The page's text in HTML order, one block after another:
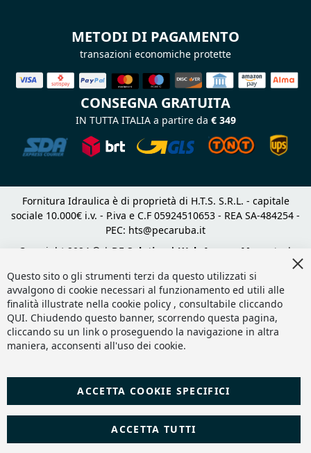
METODI DI PAGAMENTO
transazioni economiche protette
CONSEGNA GRATUITA
IN TUTTA ITALIA a partire da € 349
Fornitura Idraulica è di proprietà di H.T.S. S.R.L. - capitale
sociale 10.000€ i.v. - P.iva e C.F 05924510653 - REA SA-484254 -
PEC: hts@pecaruba.it
Copyright 2024 © | DF Solution | Web Agency Magento
|
Questo sito o gli strumenti terzi da questo utilizzati si
avvalgono di cookie necessari al funzionamento ed utili alle
finalità illustrate nella cookie policy , consultabile cliccando
QUI. Chiudendo questo banner, scorrendo questa pagina,
cliccando su un link o proseguendo la navigazione in altra
maniera, acconsenti all'uso dei cookie.
ACCETTA TUTTI
ACCETTA COOKIE SPECIFICI